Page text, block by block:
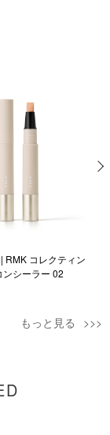
RMK コレクティン
ンシーラー 02
もっと見る